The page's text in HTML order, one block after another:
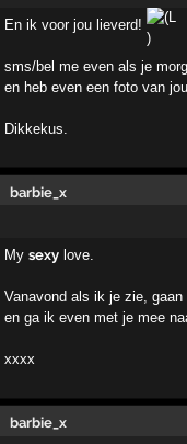
En ik voor jou lieverd!
sms/bel me even als je
en heb even een foto van
Dikkekus.
barbie_x
My sexylove.
Vanavond als ik je zie,
en ga ik even met je mee
xxxx
barbie_x